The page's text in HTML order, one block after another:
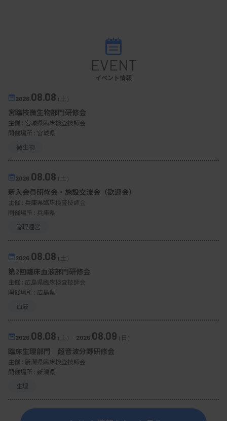
EVENT
イベント情報
2026. 08.08（土）
宮臨技微生物部門研修会
主催 : 宮城県臨床検査技師会
開催場所 : 宮城県
微生物
2026. 08.08（土）
新入会員研修会・施設交流会（歓迎会）
主催 : 兵庫県臨床検査技師会
開催場所 : 兵庫県
管理運営
2026. 08.08（土）
第2回臨床血液部門研修会
主催 : 広島県臨床検査技師会
開催場所 : 広島県
血液
2026. 08.08（土） - 2026. 08.09 （日）
臨床生理部門 超音波分野研修会
主催 : 新潟県臨床検査技師会
開催場所 : 新潟県
生理